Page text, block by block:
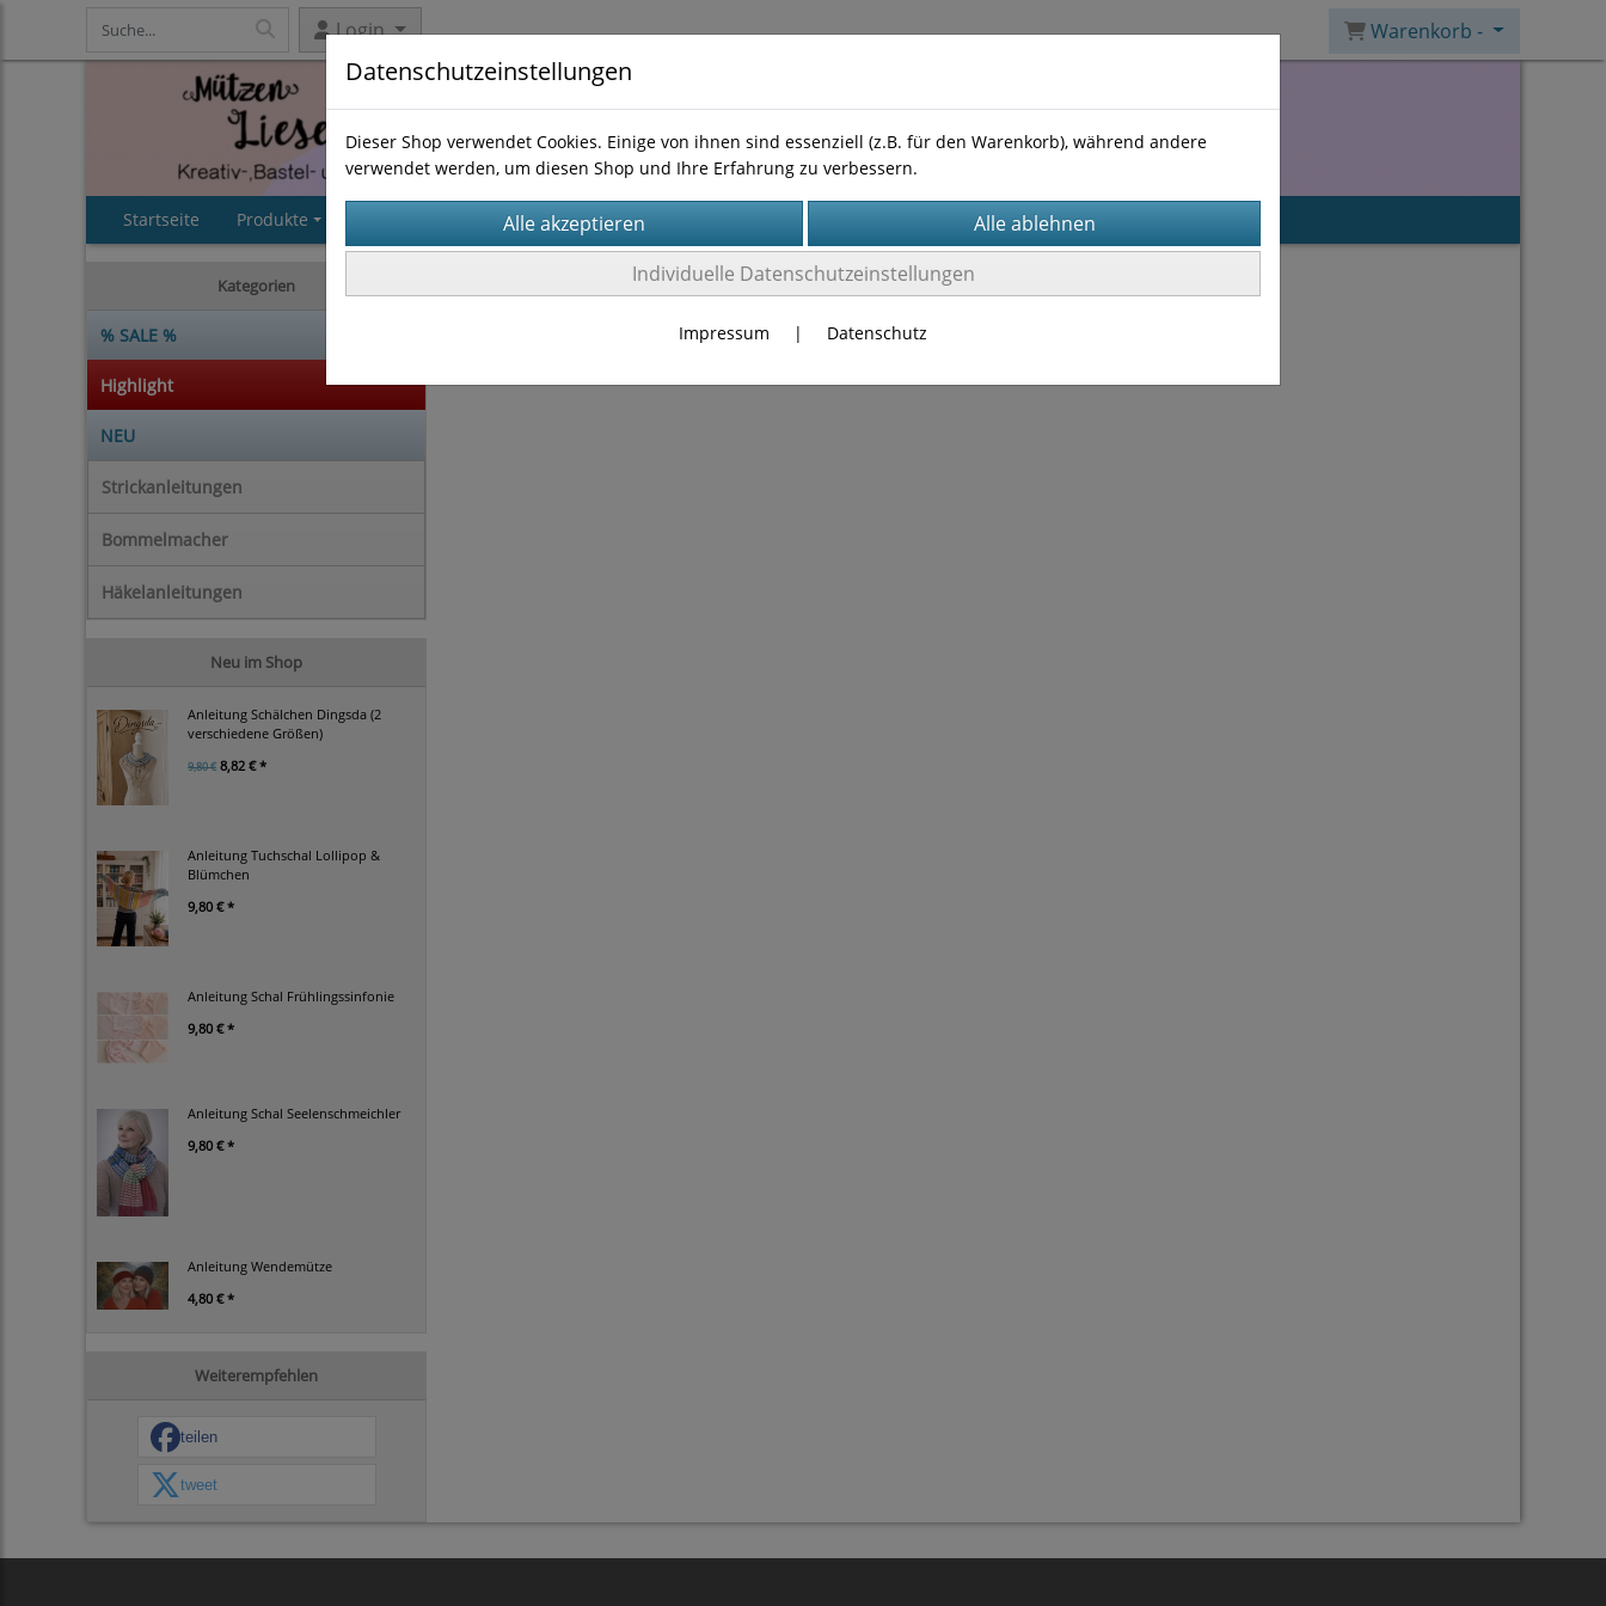
Login Warenkorb -
Startseite Produkte Impressum Kontakt
Kategorien
% SALE %
Highlight
NEU
Strickanleitungen
Bommelmacher
Häkelanleitungen
Neu im Shop
Anleitung Schälchen Dingsda (2
verschiedene Größen)
9,80 € 8,82 € *
Anleitung Tuchschal Lollipop &
Blümchen
9,80 € *
Anleitung Schal Frühlingssinfonie
9,80 € *
Anleitung Schal Seelenschmeichler
9,80 € *
Anleitung Wendemütze
4,80 € *
Weiterempfehlen
teilen
tweet
Es wurden leider keine Produkte gefunden.
Datenschutzeinstellungen
Dieser Shop verwendet Cookies. Einige von ihnen sind essenziell (z.B. für den Warenkorb), während andere
verwendet werden, um diesen Shop und Ihre Erfahrung zu verbessern.
Individuelle Datenschutzeinstellungen
Impressum | Datenschutz